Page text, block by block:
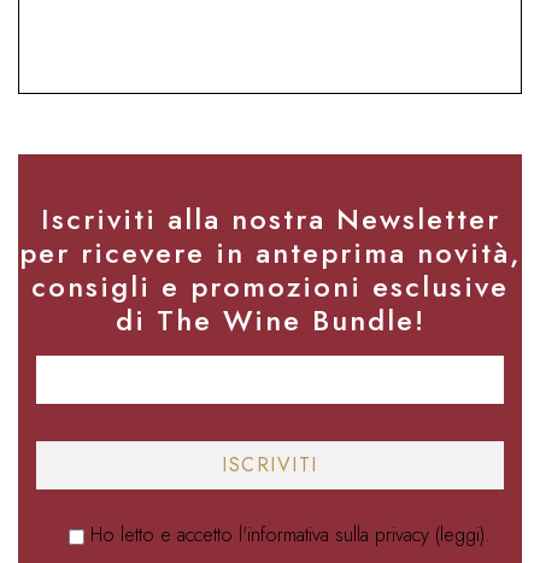
Iscriviti alla nostra Newsletter
per ricevere in anteprima novità,
consigli e promozioni esclusive
di The Wine Bundle!
Ho letto e accetto l'informativa sulla privacy (leggi).